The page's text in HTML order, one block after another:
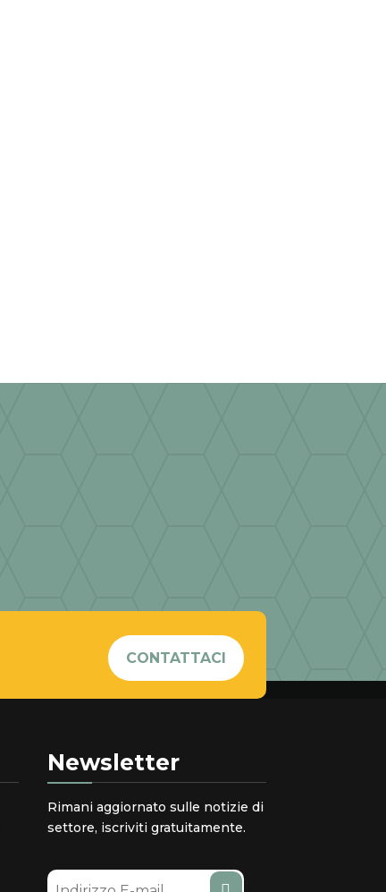
CONTATTACI
Newsletter
Rimani aggiornato sulle notizie di
settore, iscriviti gratuitamente.